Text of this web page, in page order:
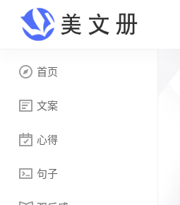
首页
文案
心得
句子